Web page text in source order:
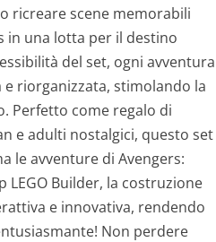
ricreare scene memorabili
in una lotta per il destino
del set, ogni avventura
riorganizzata, stimolando la
Perfetto come regalo di
e adulti nostalgici, questo set
le avventure di Avengers:
LEGO Builder, la costruzione
e innovativa, rendendo
Non perdere